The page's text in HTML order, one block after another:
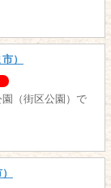
）
（街区公園）で